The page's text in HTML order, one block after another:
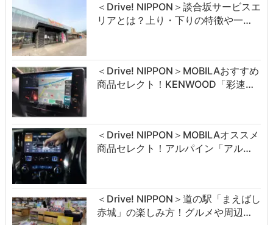
＜Drive! NIPPON＞談合坂サービスエ
リアとは？上り・下りの特徴や一…
＜Drive! NIPPON＞MOBILAおすすめ
商品セレクト！KENWOOD「彩速…
＜Drive! NIPPON＞MOBILAオススメ
商品セレクト！アルパイン「アル…
＜Drive! NIPPON＞道の駅「まえばし
赤城」の楽しみ方！グルメや周辺…